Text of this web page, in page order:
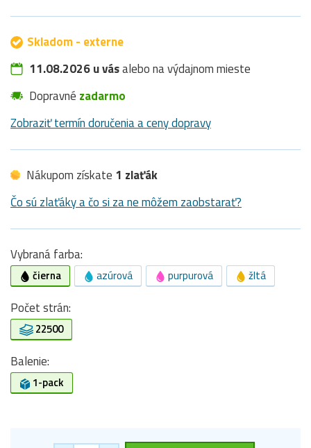
Skladom - externe
11.08.2026 u vásalebo na výdajnom mieste
Dopravné zadarmo
Zobraziť termín doručenia a ceny dopravy
Nákupom získate 1 zlaťák
Čo sú zlaťáky a čo si za ne môžem zaobstarať?
Vybraná farba:
čierna azúrová purpurová žltá
Počet strán:
22500
Balenie:
1-pack